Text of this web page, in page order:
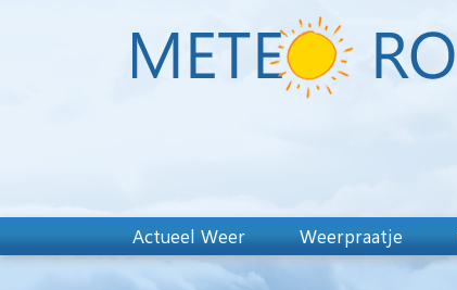
Actueel Weer Weerpraatje